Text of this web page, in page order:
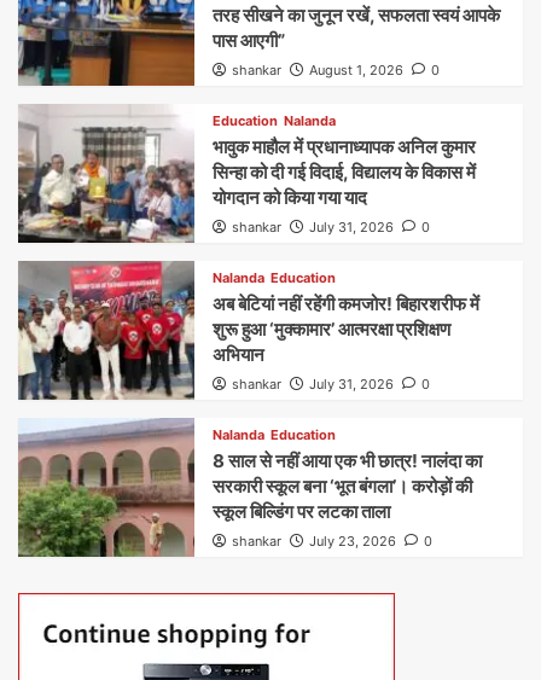
तरह सीखने का जुनून रखें, सफलता स्वयं आपके
पास आएगी”
shankar August 1, 2026 0
Education Nalanda
भावुक माहौल में प्रधानाध्यापक अनिल कुमार
सिन्हा को दी गई विदाई, विद्यालय के विकास में
योगदान को किया गया याद
shankar July 31, 2026 0
Nalanda Education
अब बेटियां नहीं रहेंगी कमजोर! बिहारशरीफ में
शुरू हुआ ‘मुक्कामार’ आत्मरक्षा प्रशिक्षण
अभियान
shankar July 31, 2026 0
Nalanda Education
8 साल से नहीं आया एक भी छात्र! नालंदा का
सरकारी स्कूल बना ‘भूत बंगला’। करोड़ों की
स्कूल बिल्डिंग पर लटका ताला
shankar July 23, 2026 0